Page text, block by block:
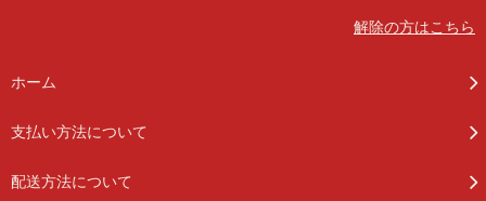
解除の方はこちら
ホーム
支払い方法について
配送方法について